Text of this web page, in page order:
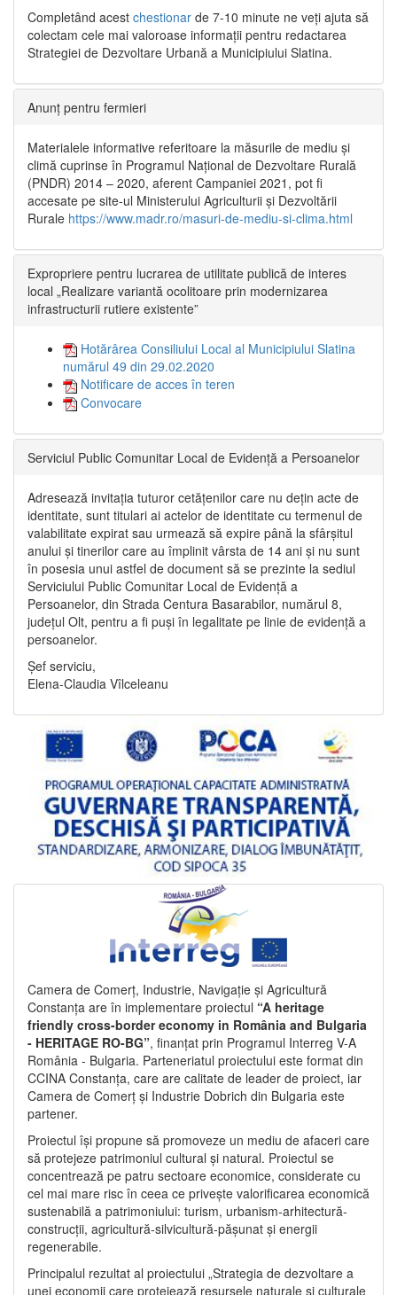
Completând acest chestionar de 7-10 minute ne veți ajuta să
colectam cele mai valoroase informații pentru redactarea
Strategiei de Dezvoltare Urbană a Municipiului Slatina.
Anunț pentru fermieri
Materialele informative referitoare la măsurile de mediu și
climă cuprinse în Programul Național de Dezvoltare Rurală
(PNDR) 2014 – 2020, aferent Campaniei 2021, pot fi
accesate pe site-ul Ministerului Agriculturii și Dezvoltării
Rurale https://www.madr.ro/masuri-de-mediu-si-clima.html
Expropriere pentru lucrarea de utilitate publică de interes
local „Realizare variantă ocolitoare prin modernizarea
infrastructurii rutiere existente”
Hotărârea Consiliului Local al Municipiului Slatina
numărul 49 din 29.02.2020
Notificare de acces în teren
Convocare
Serviciul Public Comunitar Local de Evidență a Persoanelor
Adresează invitația tuturor cetățenilor care nu dețin acte de
identitate, sunt titulari ai actelor de identitate cu termenul de
valabilitate expirat sau urmează să expire până la sfârșitul
anului și tinerilor care au împlinit vârsta de 14 ani și nu sunt
în posesia unui astfel de document să se prezinte la sediul
Serviciului Public Comunitar Local de Evidență a
Persoanelor, din Strada Centura Basarabilor, numărul 8,
județul Olt, pentru a fi puși în legalitate pe linie de evidență a
persoanelor.
Șef serviciu,
Elena-Claudia Vîlceleanu
Camera de Comerț, Industrie, Navigație și Agricultură
Constanța are în implementare proiectul “A heritage
friendly cross-border economy in România and Bulgaria
- HERITAGE RO-BG”, finanțat prin Programul Interreg V-A
România - Bulgaria. Parteneriatul proiectului este format din
CCINA Constanța, care are calitate de leader de proiect, iar
Camera de Comerț și Industrie Dobrich din Bulgaria este
partener.
Proiectul își propune să promoveze un mediu de afaceri care
să protejeze patrimoniul cultural și natural. Proiectul se
concentrează pe patru sectoare economice, considerate cu
cel mai mare risc în ceea ce privește valorificarea economică
sustenabilă a patrimoniului: turism, urbanism-arhitectură-
construcții, agricultură-silvicultură-pășunat și energii
regenerabile.
Principalul rezultat al proiectului „Strategia de dezvoltare a
unei economii care protejează resursele naturale și culturale